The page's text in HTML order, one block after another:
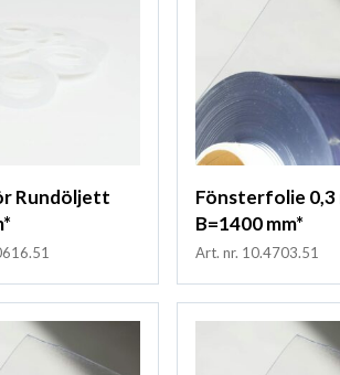
Rundöljett
Fönsterfolie 0,3
B=1400 mm*
Art. nr. 10.4703.51